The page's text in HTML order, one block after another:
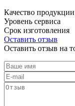
Качество продукции
Уровень сервиса
Срок изготовления
Оставить отзыв
Оставить отзыв на